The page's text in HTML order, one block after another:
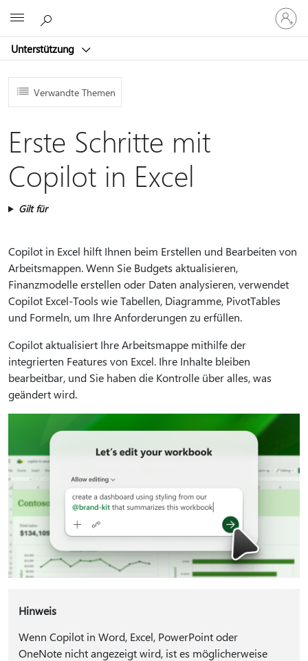
Unterstützung
Bei
Ihrem
Konto
Verwandte Themen
Erste Schritte mit
Copilot in Excel
Gilt für
Copilot in Excel hilft Ihnen beim Erstellen und Bearbeiten von
Arbeitsmappen. Wenn Sie Budgets aktualisieren,
Finanzmodelle erstellen oder Daten analysieren, verwendet
Copilot Excel-Tools wie Tabellen, Diagramme, PivotTables
und Formeln, um Ihre Anforderungen zu erfüllen.
Copilot aktualisiert Ihre Arbeitsmappe mithilfe der
integrierten Features von Excel. Ihre Inhalte bleiben
bearbeitbar, und Sie haben die Kontrolle über alles, was
geändert wird.
Hinweis
Wenn Copilot in Word, Excel, PowerPoint oder
OneNote nicht angezeigt wird, ist es möglicherweise